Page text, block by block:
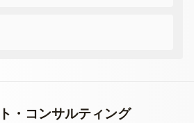
・ コンサルティング